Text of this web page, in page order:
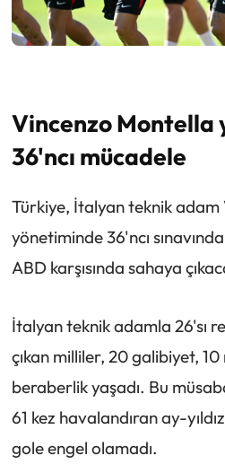
Vincenzo Montella
36'ncı mücadele
Türkiye, İtalyan teknik
yönetiminde 36'ncı
ABD karşısında sahaya
İtalyan teknik adamla 26'sı
çıkan milliler, 20 galibiyet,
beraberlik yaşadı. Bu
61 kez havalandıran ay-
gole engel olamadı.